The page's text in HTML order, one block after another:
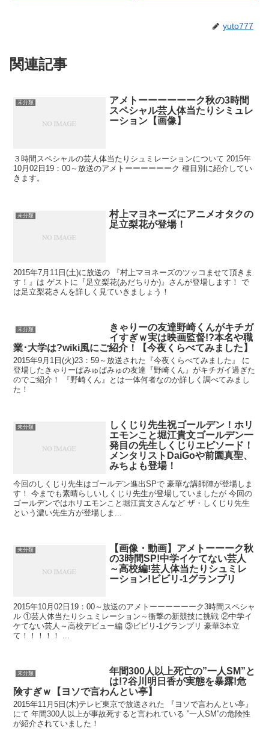
yuto777
関連記事
未分類
アメトーーーーーーク秋の3時間
スペシャル芸人体当たりシミュレ
ーション【画像】
３時間スペシャルの芸人体当たりシュミレーションについて 2015年
10月02日19：00～放送のアメトーーーーーーク 種目別に紹介してい
きます。
未分類
村上マヨネーズにアニメオタクの
足立梨花が登場！
2015年7月11日(土)に放送の 『村上マヨネーズのツッコませて頂きま
す！』は ゲストに『足立梨花(あだちりか)』さんが登場します！ で
は足立梨花さんを詳しく見ていきましょう！
未分類
きゃりーの友達野崎くんがキチガ
イすぎｗ実は映画監督!?本名や職
業･大学は?wiki風にご紹介！【今夜くらべてみました】
2015年9月1日(火)23：59～放送された『今夜くらべてみました』 に
登場したきゃりーぱみゅぱみゅの友達『野崎くん』がキチガイ過ぎた
のでご紹介！ 『野崎くん』とは一体何者なのか詳しく調べてみまし
た！
未分類
しくじり先生祝ゴールデン！ホリ
エモンこと堀江貴文ゴールデン一
発目の先生しくじりエピソード！
メンタリストDaiGoや前園真聖、
みちよも登場！
今回のしくじり先生はゴールデン進出SPで 豪華な講師陣が登場しま
す！ 今までも素晴らしいしくじり先生が登場していましたが 今回の
ゴールデンではホリエモンこと堀江貴文さんなど ザ・しくじり先生
という濃い先生方が登場しま...
未分類
【画像・動画】アメトーーーク秋
の3時間SP!中学イケてない芸人
～高校編!芸人体当たりシュミレ
ーション!ビビリ-1グランプリ
2015年10月02日19：00～放送のアメトーーーーーーク3時間スペシャ
ル ①芸人体当たりシュミレーション～衝撃の新競技に挑戦 ②中学イ
ケてない芸人～高校デビュー編 ③ビビリ-1グランプリ 豪華3本立
て！！！！！ ...
未分類
年間300人以上死亡の”一人SM”と
は!?谷川明日香が実態を暴露!危
険すぎｗ【ヨソで言わんとい亭】
2015年11月5日(木)テレビ東京で放送された 『ヨソで言わんとい亭』
にて 年間300人以上が事故死すると言われている ”一人SM”の危険性
が紹介されていました！